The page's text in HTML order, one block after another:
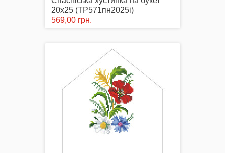
Набори для Вишивки
Комплектуючі
Аксесуари Одягу
20х25 (ТР571пн2025i)
569,00 грн.